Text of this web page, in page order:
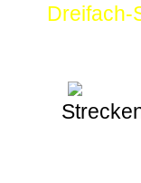
Dreifach-